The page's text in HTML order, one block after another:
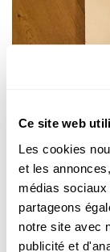
Ce site web
Les cookies
et les
médias
partageons
notre site avec
publicité et
Expérimenter
SCIENCE-TRICK
En Hiewel
Mat dësem
Erwuessenen